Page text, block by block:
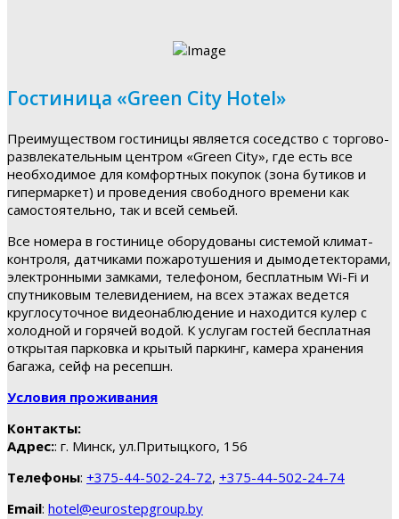
Гостиница «Green City Hotel»
Преимуществом гостиницы является соседство с торгово-
развлекательным центром «Green City», где есть все
необходимое для комфортных покупок (зона бутиков и
гипермаркет) и проведения свободного времени как
самостоятельно, так и всей семьей.
Все номера в гостинице оборудованы системой климат-
контроля, датчиками пожаротушения и дымодетекторами,
электронными замками, телефоном, бесплатным Wi-Fi и
спутниковым телевидением, на всех этажах ведется
круглосуточное видеонаблюдение и находится кулер с
холодной и горячей водой. К услугам гостей бесплатная
открытая парковка и крытый паркинг, камера хранения
багажа, сейф на ресепшн.
Условия проживания
Контакты:
Адрес:: г. Минск, ул.Притыцкого, 156
Телефоны: +375-44-502-24-72, +375-44-502-24-74
Email: hotel@eurostepgroup.by